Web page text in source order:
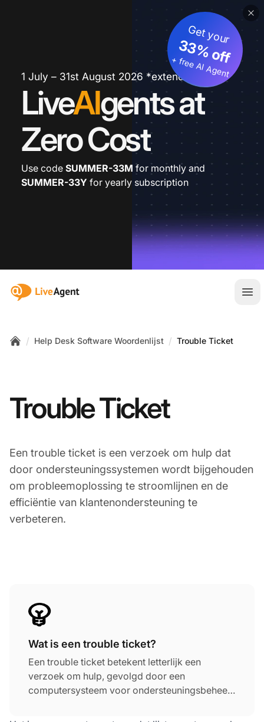
1 July – 31st August 2026 *extended
LiveAIgents at
Zero Cost
Get your
33% off
+ free AI Agent
Use code SUMMER-33M for monthly and
SUMMER-33Y for yearly subscription
:site.title
/ Help Desk Software Woordenlijst / Trouble Ticket
Trouble Ticket
Een trouble ticket is een verzoek om hulp dat
door ondersteuningssystemen wordt bijgehouden
om probleemoplossing te stroomlijnen en de
efficiëntie van klantenondersteuning te
verbeteren.
Wat is een trouble ticket?
Een trouble ticket betekent letterlijk een
verzoek om hulp, gevolgd door een
computersysteem voor ondersteuningsbeheer.
trouble ticket systeem of support ticket worden